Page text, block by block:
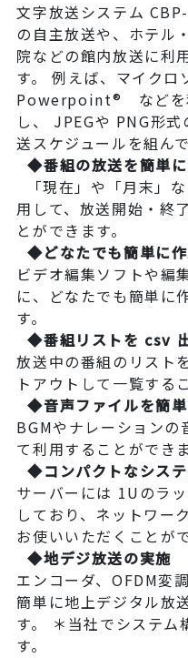
文字放送システム
の自主放送や、ホテル
院などの館内放送に利
す。 例えば、マイク
Powerpoint® などを
し、 JPEGや PNG形
送スケジュールを組ん
◆番組の放送を簡単
「現在」や「月末」
用して、放送開始・終
とができます。
◆どなたでも簡単に
ビデオ編集ソフトや編
に、どなたでも簡単に
す。
◆番組リストを csv
放送中の番組のリスト
トアウトして一覧する
◆音声ファイルを簡
BGMやナレーションの
て利用することができ
◆コンパクトなシス
サーバーには 1Uのラ
しており、ネットワー
お使いいただくことが
◆地デジ放送の実施
エンコーダ、OFDM変
簡単に地上デジタル放
す。 ＊当社でシステム
す。